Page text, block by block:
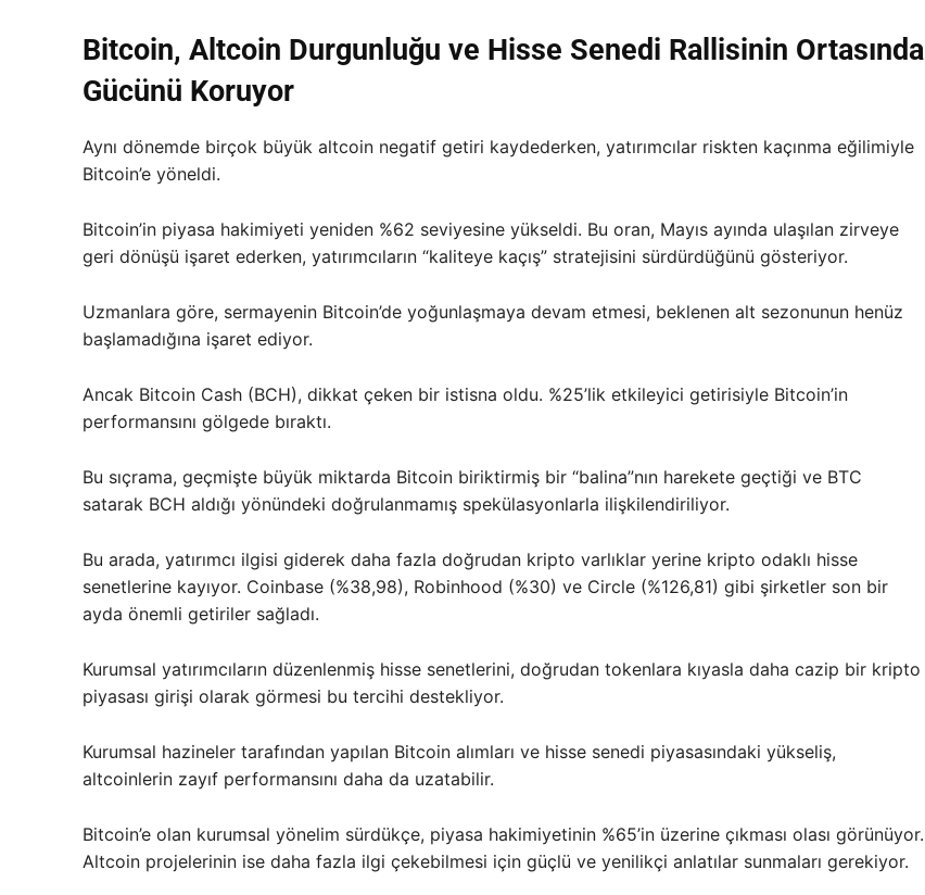
Bitcoin, Altcoin Durgunluğu ve Hisse Senedi Rallisinin Ortasında
Gücünü Koruyor
Aynı dönemde birçok büyük altcoin negatif getiri kaydederken, yatırımcılar riskten kaçınma eğilimiyle
Bitcoin’e yöneldi.
Bitcoin’in piyasa hakimiyeti yeniden %62 seviyesine yükseldi. Bu oran, Mayıs ayında ulaşılan zirveye
geri dönüşü işaret ederken, yatırımcıların “kaliteye kaçış” stratejisini sürdürdüğünü gösteriyor.
Uzmanlara göre, sermayenin Bitcoin’de yoğunlaşmaya devam etmesi, beklenen alt sezonunun henüz
başlamadığına işaret ediyor.
Ancak Bitcoin Cash (BCH), dikkat çeken bir istisna oldu. %25’lik etkileyici getirisiyle Bitcoin’in
performansını gölgede bıraktı.
Bu sıçrama, geçmişte büyük miktarda Bitcoin biriktirmiş bir “balina”nın harekete geçtiği ve BTC
satarak BCH aldığı yönündeki doğrulanmamış spekülasyonlarla ilişkilendiriliyor.
Bu arada, yatırımcı ilgisi giderek daha fazla doğrudan kripto varlıklar yerine kripto odaklı hisse
senetlerine kayıyor. Coinbase (%38,98), Robinhood (%30) ve Circle (%126,81) gibi şirketler son bir
ayda önemli getiriler sağladı.
Kurumsal yatırımcıların düzenlenmiş hisse senetlerini, doğrudan tokenlara kıyasla daha cazip bir kripto
piyasası girişi olarak görmesi bu tercihi destekliyor.
Kurumsal hazineler tarafından yapılan Bitcoin alımları ve hisse senedi piyasasındaki yükseliş,
altcoinlerin zayıf performansını daha da uzatabilir.
Bitcoin’e olan kurumsal yönelim sürdükçe, piyasa hakimiyetinin %65’in üzerine çıkması olası görünüyor.
Altcoin projelerinin ise daha fazla ilgi çekebilmesi için güçlü ve yenilikçi anlatılar sunmaları gerekiyor.